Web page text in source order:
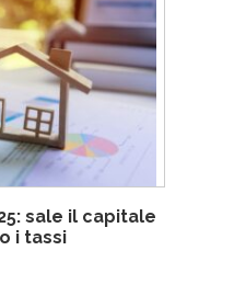
sale il capitale
i tassi